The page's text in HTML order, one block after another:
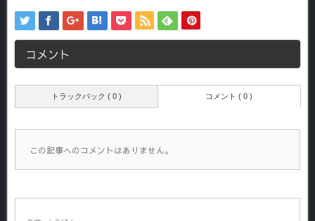
コメント
トラックバック ( 0 ) コメント ( 0 )
この記事へのコメントはありません。